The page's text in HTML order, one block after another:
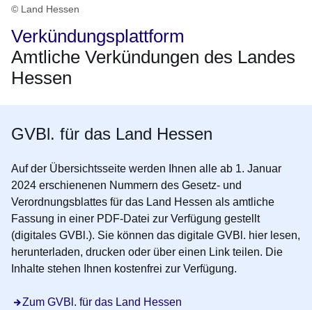
© Land Hessen
Verkündungsplattform
Amtliche Verkündungen des Landes
Hessen
GVBl. für das Land Hessen
Auf der Übersichtsseite werden Ihnen alle ab 1. Januar
2024 erschienenen Nummern des Gesetz- und
Verordnungsblattes für das Land Hessen als amtliche
Fassung in einer PDF-Datei zur Verfügung gestellt
(digitales GVBl.). Sie können das digitale GVBl. hier lesen,
herunterladen, drucken oder über einen Link teilen. Die
Inhalte stehen Ihnen kostenfrei zur Verfügung.
Zum GVBl. für das Land Hessen
Öffnet sich in einem neuen Fenster